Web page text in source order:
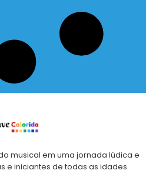
musical em uma jornada lúdica e
e iniciantes de todas as idades.